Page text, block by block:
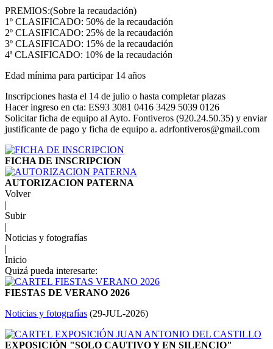
PREMIOS:(Sobre la recaudación)
1º CLASIFICADO: 50% de la recaudación
2º CLASIFICADO: 25% de la recaudación
3º CLASIFICADO: 15% de la recaudación
4ª CLASIFICADO: 10% de la recaudación
Edad mínima para participar 14 años
Inscripciones hasta el 14 de julio o hasta completar plazas
Hacer ingreso en cta: ES93 3081 0416 3429 5039 0126
Solicitar ficha de equipo al Ayto. Fontiveros (920.24.50.35) y enviar
justificante de pago y ficha de equipo a. adrfontiveros@gmail.com
FICHA DE INSCRIPCION
AUTORIZACION PATERNA
Volver
|
Subir
|
Noticias y fotografías
|
Inicio
Quizá pueda interesarte:
FIESTAS DE VERANO 2026
Noticias y fotografías (29-JUL-2026)
EXPOSICIÓN "SOLO CAUTIVO Y EN SILENCIO"